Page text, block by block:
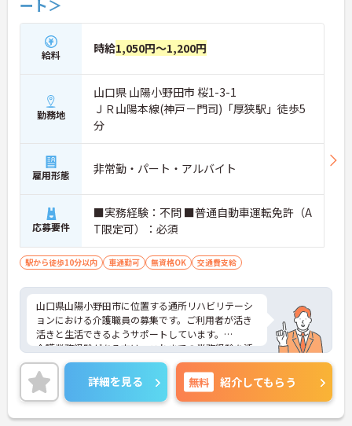
ート＞
給料 時給1,050円～1,200円
勤務地
山口県 山陽小野田市 桜1-3-1
ＪＲ山陽本線(神戸－門司)「厚狭駅」徒歩5
分
雇用形態 非常勤・パート・アルバイト
応募要件
■実務経験：不問 ■普通自動車運転免許（A
T限定可）：必須
駅から徒歩10分以内 車通勤可 無資格OK 交通費支給
山口県山陽小野田市に位置する通所リハビリテーシ
ョンにおける介護職員の募集です。ご利用者が活き
活きと生活できるようサポートしています。
介護業務経験がある方は、これまでの業務経験を活
かしながら就業できる環境です。ご利用者に寄り添
って介護サービスを提供を行っていただける方を募
集しています。
ご興味のある方には、面接対策ポイントなど、さら
に詳細をお話しいたしますのでお気軽にご相談くだ
詳細を見る 無料 紹介してもらう